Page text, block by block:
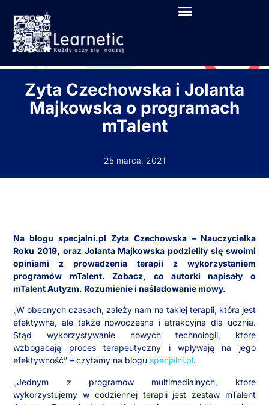
Zyta Czechowska i Jolanta
Majkowska o programach
mTalent
25 marca, 2021
Na blogu specjalni.pl Zyta Czechowska – Nauczycielka
Roku 2019, oraz Jolanta Majkowska podzieliły się swoimi
opiniami z prowadzenia terapii z wykorzystaniem
programów mTalent. Zobacz, co autorki napisały o
mTalent Autyzm. Rozumienie i naśladowanie mowy.
„W obecnych czasach, zależy nam na takiej terapii, która jest
efektywna, ale także nowoczesna i atrakcyjna dla ucznia.
Stąd wykorzystywanie nowych technologii, które
wzbogacają proces terapeutyczny i wpływają na jego
efektywność” – czytamy na blogu specjalni.pl.
„Jednym z programów multimedialnych, które
wykorzystujemy w codziennej terapii jest zestaw mTalent